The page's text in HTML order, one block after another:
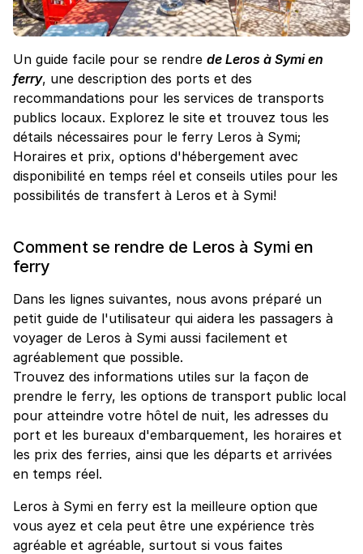
Un guide facile pour se rendre de Leros à Symi en
ferry, une description des ports et des
recommandations pour les services de transports
publics locaux. Explorez le site et trouvez tous les
détails nécessaires pour le ferry Leros à Symi;
Horaires et prix, options d'hébergement avec
disponibilité en temps réel et conseils utiles pour les
possibilités de transfert à Leros et à Symi!
Comment se rendre de Leros à Symi en
ferry
Dans les lignes suivantes, nous avons préparé un
petit guide de l'utilisateur qui aidera les passagers à
voyager de Leros à Symi aussi facilement et
agréablement que possible.
Trouvez des informations utiles sur la façon de
prendre le ferry, les options de transport public local
pour atteindre votre hôtel de nuit, les adresses du
port et les bureaux d'embarquement, les horaires et
les prix des ferries, ainsi que les départs et arrivées
en temps réel.
Leros à Symi en ferry est la meilleure option que
vous ayez et cela peut être une expérience très
agréable et agréable, surtout si vous faites